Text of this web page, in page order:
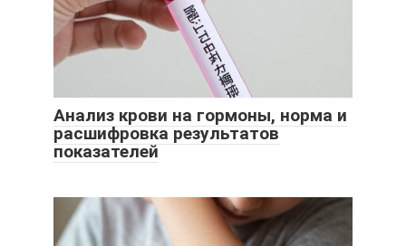
Анализ крови на гормоны, норма и
расшифровка результатов
показателей